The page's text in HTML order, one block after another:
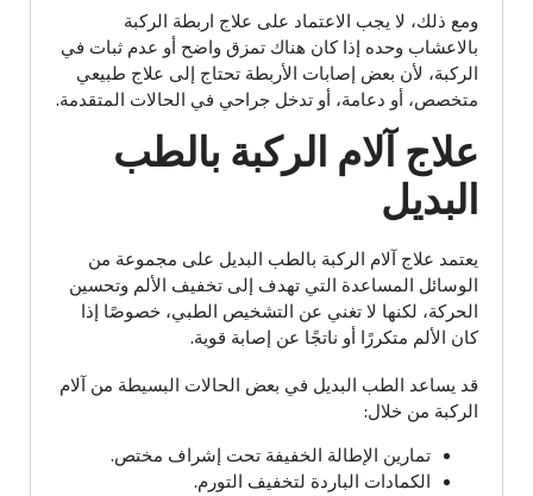
ومع ذلك، لا يجب الاعتماد على علاج اربطة الركبة
بالاعشاب وحده إذا كان هناك تمزق واضح أو عدم ثبات في
الركبة، لأن بعض إصابات الأربطة تحتاج إلى علاج طبيعي
متخصص، أو دعامة، أو تدخل جراحي في الحالات المتقدمة.
علاج آلام الركبة بالطب
البديل
يعتمد علاج آلام الركبة بالطب البديل على مجموعة من
الوسائل المساعدة التي تهدف إلى تخفيف الألم وتحسين
الحركة، لكنها لا تغني عن التشخيص الطبي، خصوصًا إذا
كان الألم متكررًا أو ناتجًا عن إصابة قوية.
قد يساعد الطب البديل في بعض الحالات البسيطة من آلام
الركبة من خلال:
تمارين الإطالة الخفيفة تحت إشراف مختص.
الكمادات الباردة لتخفيف التورم.